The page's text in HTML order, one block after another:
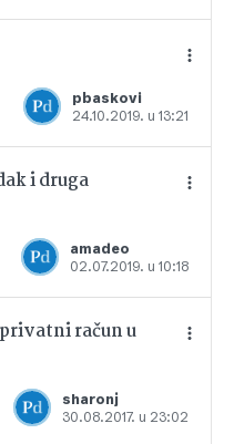
pbaskovi
24.10.2019. u 13:21
Dodajte u favorite
i druga
amadeo
02.07.2019. u 10:18
Dodajte u favorite
račun u
sharonj
30.08.2017. u 23:02
Dodajte u favorite